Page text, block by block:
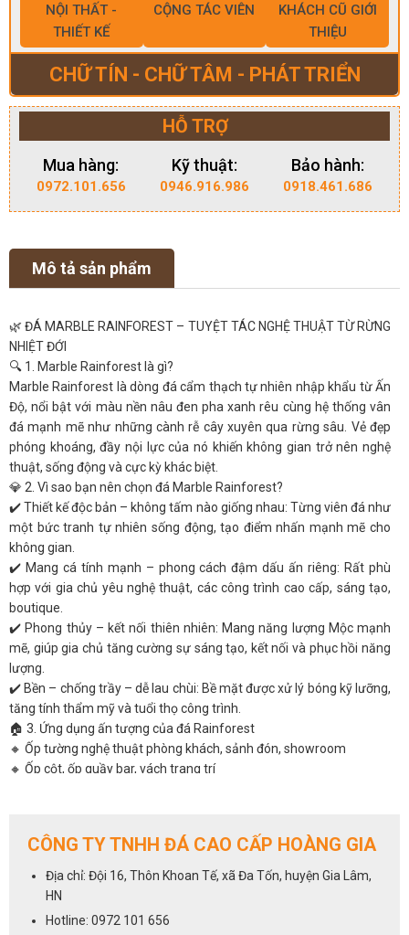
NỘI THẤT -
THIẾT KẾ
CỘNG TÁC VIÊN
KHÁCH CŨ GIỚI
THIỆU
CHỮ TÍN - CHỮ TÂM - PHÁT TRIỂN
HỖ TRỢ
Mua hàng:
0972.101.656
Kỹ thuật:
0946.916.986
Bảo hành:
0918.461.686
Mô tả sản phẩm
🌿 ĐÁ MARBLE RAINFOREST – TUYỆT TÁC NGHỆ THUẬT TỪ RỪNG
NHIỆT ĐỚI
🔍 1. Marble Rainforest là gì?
Marble Rainforest là dòng đá cẩm thạch tự nhiên nhập khẩu từ Ấn
Độ, nổi bật với màu nền nâu đen pha xanh rêu cùng hệ thống vân
đá mạnh mẽ như những cành rễ cây xuyên qua rừng sâu. Vẻ đẹp
phóng khoáng, đầy nội lực của nó khiến không gian trở nên nghệ
thuật, sống động và cực kỳ khác biệt.
💎 2. Vì sao bạn nên chọn đá Marble Rainforest?
✔️ Thiết kế độc bản – không tấm nào giống nhau: Từng viên đá như
một bức tranh tự nhiên sống động, tạo điểm nhấn mạnh mẽ cho
không gian.
✔️ Mang cá tính mạnh – phong cách đậm dấu ấn riêng: Rất phù
hợp với gia chủ yêu nghệ thuật, các công trình cao cấp, sáng tạo,
boutique.
✔️ Phong thủy – kết nối thiên nhiên: Mang năng lượng Mộc mạnh
mẽ, giúp gia chủ tăng cường sự sáng tạo, kết nối và phục hồi năng
lượng.
✔️ Bền – chống trầy – dễ lau chùi: Bề mặt được xử lý bóng kỹ lưỡng,
tăng tính thẩm mỹ và tuổi thọ công trình.
🏠 3. Ứng dụng ấn tượng của đá Rainforest
🔸 Ốp tường nghệ thuật phòng khách, sảnh đón, showroom
🔸 Ốp cột, ốp quầy bar, vách trang trí
📐 4. Thông số kỹ thuật chi tiết
Tên sản phẩm: Marble Rainforest
Xuất xứ: Ấn Độ
Kích thước phổ biến: 60x60, 80x80, 60x120 cm, hoặc cắt theo thiết
CÔNG TY TNHH ĐÁ CAO CẤP HOÀNG GIA
Địa chỉ: Đội 16, Thôn Khoan Tế, xã Đa Tốn, huyện Gia Lâm,
HN
Hotline: 0972 101 656